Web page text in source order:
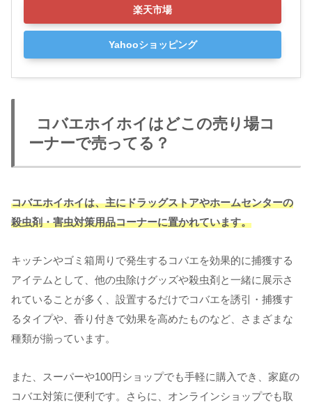
楽天市場
Yahooショッピング
コバエホイホイはどこの売り場コ
ーナーで売ってる？
コバエホイホイは、主にドラッグストアやホームセンターの
殺虫剤・害虫対策用品コーナーに置かれています。
キッチンやゴミ箱周りで発生するコバエを効果的に捕獲する
アイテムとして、他の虫除けグッズや殺虫剤と一緒に展示さ
れていることが多く、設置するだけでコバエを誘引・捕獲す
るタイプや、香り付きで効果を高めたものなど、さまざまな
種類が揃っています。
また、スーパーや100円ショップでも手軽に購入でき、家庭の
コバエ対策に便利です。さらに、オンラインショップでも取